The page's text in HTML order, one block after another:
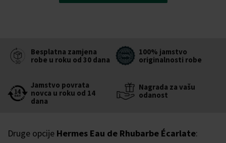
Besplatna zamjena
robe u roku od 30 dana
100% jamstvo
originalnosti robe
Jamstvo povrata
novca u roku od 14
dana
Nagrada za vašu
odanost
Druge opcije Hermes Eau de Rhubarbe Écarlate: